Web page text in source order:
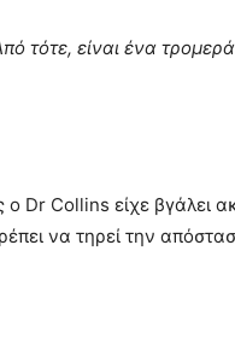
τότε, είναι ένα
ο Dr Collins είχε βγάλει
να τηρεί την